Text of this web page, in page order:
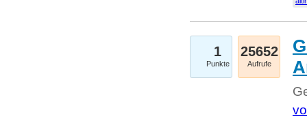
1
Punkte
25652
Aufrufe